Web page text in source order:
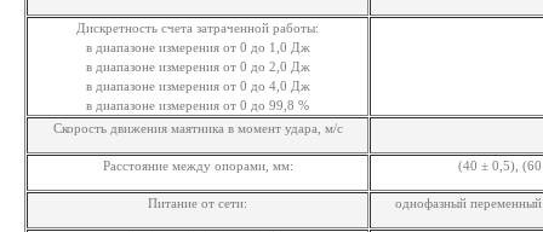
Дискретность счета затраченной работы:
в диапазоне измерения от 0 до 1,0 Дж
в диапазоне измерения от 0 до 2,0 Дж
в диапазоне измерения от 0 до 4,0 Дж
в диапазоне измерения от 0 до 99,8 %
Скорость движения маятника в момент удара, м/с
Расстояние между опорами, мм: (40 ± 0,5),
Питание от сети: однофазный